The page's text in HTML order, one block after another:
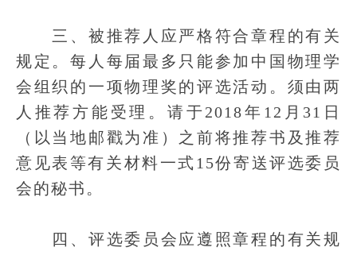
三、被推荐人应严格符合章程的有关
规定。每人每届最多只能参加中国物理学
会组织的一项物理奖的评选活动。须由两
人推荐方能受理。请于2018年12月31日
（以当地邮戳为准）之前将推荐书及推荐
意见表等有关材料一式15份寄送评选委员
会的秘书。
四、评选委员会应遵照章程的有关规